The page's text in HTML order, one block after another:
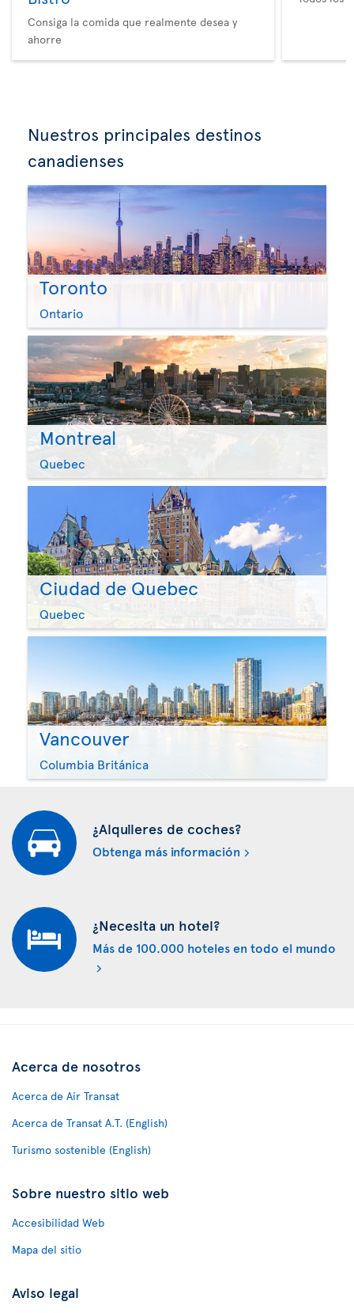
Consiga la comida que realmente desea y
ahorre
Nuestros principales destinos
canadienses
Toronto
Ontario
Montreal
Quebec
Ciudad de Quebec
Quebec
Vancouver
Columbia Británica
¿Alquileres de coches?
Obtenga más información
¿Necesita un hotel?
Más de 100.000 hoteles en todo el mundo
Acerca de nosotros
Acerca de Air Transat
Acerca de Transat A.T. (English)
Turismo sostenible (English)
Sobre nuestro sitio web
Accesibilidad Web
Mapa del sitio
Aviso legal